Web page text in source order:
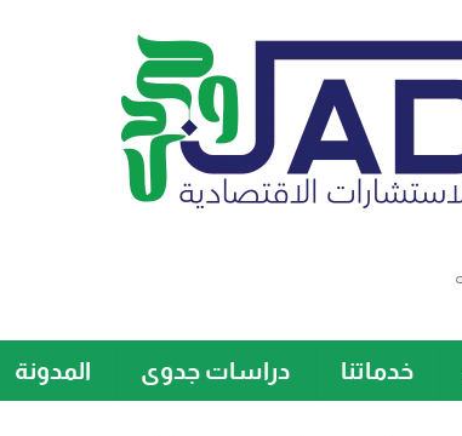
خدماتنا دراسات جدوى المدونة